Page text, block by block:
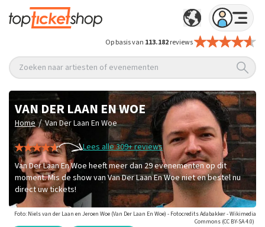
Op basis van 113.182reviews
Zoeken naar artiesten of evenementen
VAN DER LAAN EN WOE
Home / Van Der Laan En Woe
Lees alle 309+ reviews
Van Der Laan En Woe heeft meer dan 29 evenementen op dit
moment. Mis de show van Van Der Laan En Woe niet en bestel nu
direct uw tickets!
Foto: Niels van der Laan en Jeroen Woe (Van Der Laan En Woe) - Fotocredits Adabakker - Wikimedia
Commons (CC BY-SA 4.0)